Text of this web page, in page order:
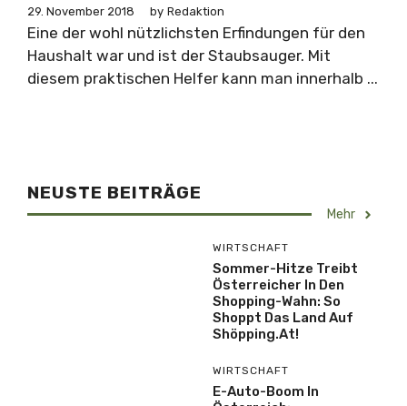
29. November 2018 by Redaktion
Eine der wohl nützlichsten Erfindungen für den
Haushalt war und ist der Staubsauger. Mit
diesem praktischen Helfer kann man innerhalb ...
NEUSTE BEITRÄGE
Mehr
WIRTSCHAFT
Sommer-Hitze Treibt
Österreicher In Den
Shopping-Wahn: So
Shoppt Das Land Auf
Shöpping.at!
WIRTSCHAFT
E-Auto-Boom In